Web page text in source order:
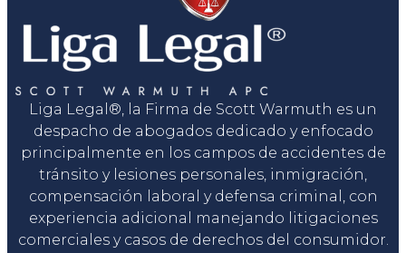
Liga Legal®, la Firma de Scott Warmuth es un
despacho de abogados dedicado y enfocado
principalmente en los campos de accidentes de
tránsito y lesiones personales, inmigración,
compensación laboral y defensa criminal, con
experiencia adicional manejando litigaciones
comerciales y casos de derechos del consumidor.